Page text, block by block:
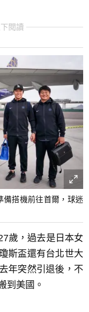
閱讀
搭機前往首爾，球迷
歲，過去是日本女
斯盃還有台北世大
年突然引退後，不
到美國。